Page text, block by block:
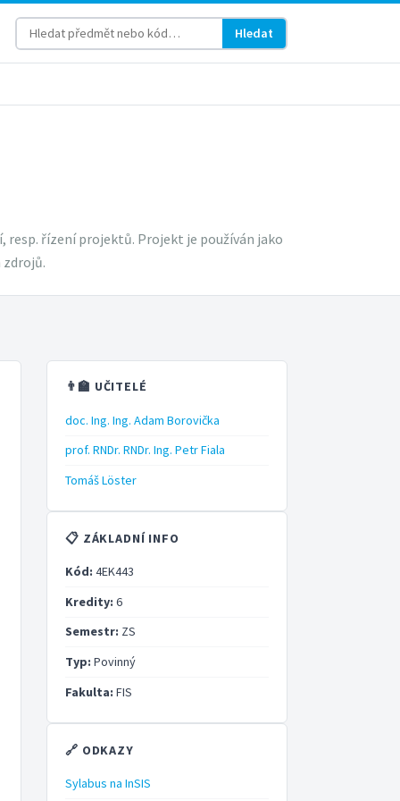
Hledat
řízení projektů. Projekt je používán jako
zdrojů.
👨‍🏫 UČITELÉ
doc. Ing. Ing. Adam Borovička
prof. RNDr. RNDr. Ing. Petr Fiala
Tomáš Löster
📋 ZÁKLADNÍ INFO
Kód: 4EK443
Kredity: 6
Semestr: ZS
Typ: Povinný
Fakulta: FIS
🔗 ODKAZY
Sylabus na InSIS